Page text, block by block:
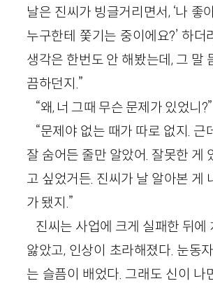
날은 진씨가 빙글거리면서, ‘나 좋
누구한테 쫓기는 중이에요?’ 하더
생각은 한번도 안 해봤는데, 그 말
끔하던지.”
“왜, 너 그때 무슨 문제가 있었니?”
“문제야 없는 때가 따로 없지. 근
잘 숨어든 줄만 알았어. 잘못한 게
고 싶었거든. 진씨가 날 알아본 게
가 됐지.”
진씨는 사업에 크게 실패한 뒤에
앓았고, 인상이 초라해졌다. 눈동
는 슬픔이 배었다. 그래도 신이 나